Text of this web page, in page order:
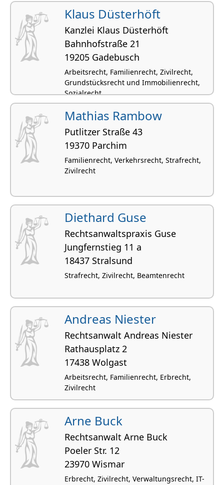
Klaus Düsterhöft
Kanzlei Klaus Düsterhöft
Bahnhofstraße 21
19205 Gadebusch
Arbeitsrecht, Familienrecht, Zivilrecht,
Grundstücksrecht und Immobilienrecht,
Sozialrecht
Mathias Rambow
Putlitzer Straße 43
19370 Parchim
Familienrecht, Verkehrsrecht, Strafrecht,
Zivilrecht
Diethard Guse
Rechtsanwaltspraxis Guse
Jungfernstieg 11 a
18437 Stralsund
Strafrecht, Zivilrecht, Beamtenrecht
Andreas Niester
Rechtsanwalt Andreas Niester
Rathausplatz 2
17438 Wolgast
Arbeitsrecht, Familienrecht, Erbrecht,
Zivilrecht
Arne Buck
Rechtsanwalt Arne Buck
Poeler Str. 12
23970 Wismar
Erbrecht, Zivilrecht, Verwaltungsrecht, IT-